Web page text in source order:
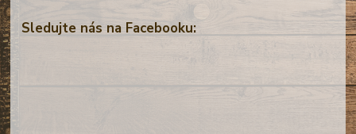
Sledujte nás na Facebooku: